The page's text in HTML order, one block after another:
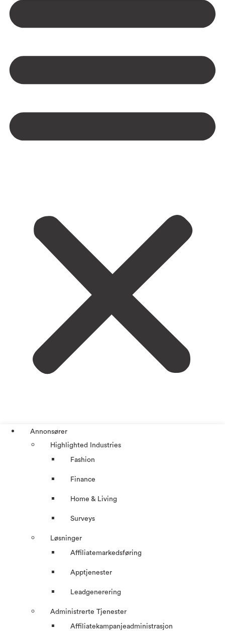
Annonsører
Highlighted Industries
Fashion
Finance
Home & Living
Surveys
Løsninger
Affiliatemarkedsføring
Apptjenester
Leadgenerering
Administrerte Tjenester
Affiliatekampanjeadministrasjon